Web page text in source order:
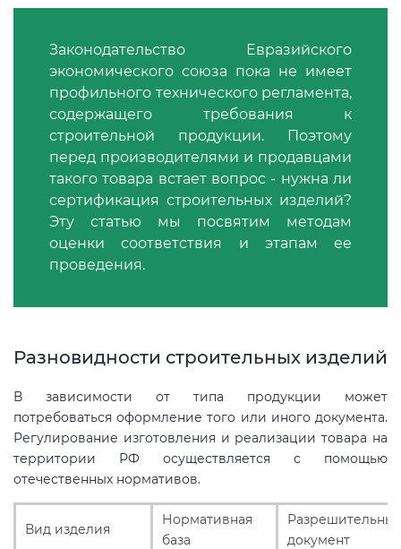
Законодательство Евразийского
экономического союза пока не имеет
профильного технического регламента,
содержащего требования к
строительной продукции. Поэтому
перед производителями и продавцами
такого товара встает вопрос - нужна ли
сертификация строительных изделий?
Эту статью мы посвятим методам
оценки соответствия и этапам ее
проведения.
Разновидности строительных изделий
В зависимости от типа продукции может
потребоваться оформление того или иного документа.
Регулирование изготовления и реализации товара на
территории РФ осуществляется с помощью
отечественных нормативов.
Вид изделия
Нормативная
база
документ
Декларация ТР ТС
Декларирование косметики (ТР
ТС 009)
Декларирование оборудования
по схеме 5Д (ТР ТС 010)
Декларирование пищевой
продукции (ТР ТС 021)
Декларирование
электромагнитной
совместимости (ТР ТС 020)
Сертификация детских товаров